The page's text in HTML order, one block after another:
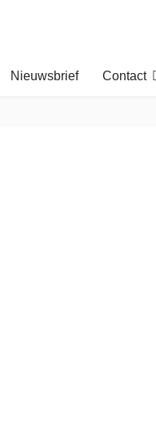
Nieuwsbrief Contact